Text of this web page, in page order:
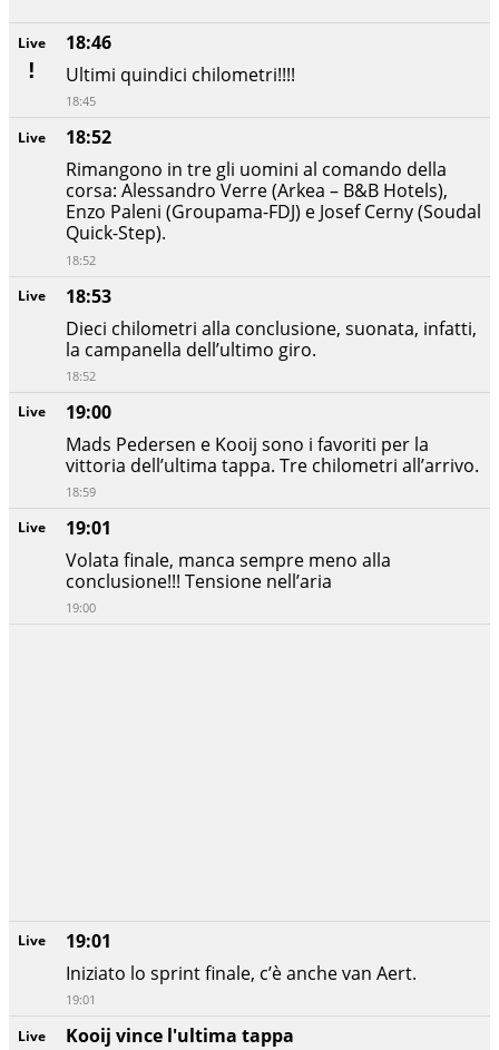
Live
Kooij vince l'ultima tappa
Live
19:01
Iniziato lo sprint finale, c’è anche van Aert.
19:01
Live
19:01
Volata finale, manca sempre meno alla
conclusione!!! Tensione nell’aria
19:00
Live
19:00
Mads Pedersen e Kooij sono i favoriti per la
vittoria dell’ultima tappa. Tre chilometri all’arrivo.
18:59
Live
18:53
Dieci chilometri alla conclusione, suonata, infatti,
la campanella dell’ultimo giro.
18:52
Live
18:52
Rimangono in tre gli uomini al comando della
corsa: Alessandro Verre (Arkea – B&B Hotels),
Enzo Paleni (Groupama-FDJ) e Josef Cerny (Soudal
Quick-Step).
18:52
Live
18:46
Ultimi quindici chilometri!!!!
18:45